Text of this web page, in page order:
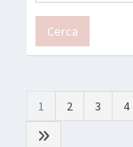
Cerca
1 2 3 4